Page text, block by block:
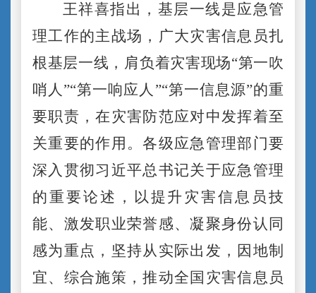
王祥喜指出，基层一线是应急管
理工作的主战场，广大灾害信息员扎
根基层一线，肩负着灾害现场“第一吹
哨人”“第一响应人”“第一信息源”的重
要职责，在灾害防范应对中发挥着至
关重要的作用。各级应急管理部门要
深入贯彻习近平总书记关于应急管理
的重要论述，以提升灾害信息员技
能、激发职业荣誉感、凝聚身份认同
感为重点，坚持从实际出发，因地制
宜、综合施策，推动全国灾害信息员